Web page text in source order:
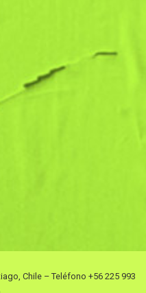
Chile – Teléfono +56 225 993